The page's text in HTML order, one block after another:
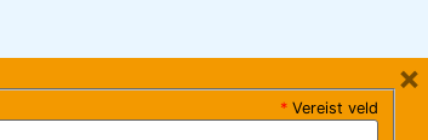
* Vereist veld
×